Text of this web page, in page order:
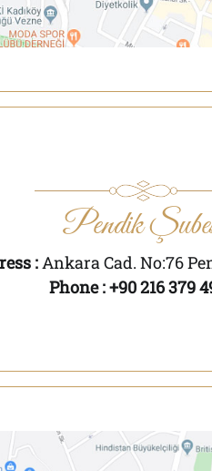
Pendik
:Ankara Cad. No:76
Phone : +90 216 379